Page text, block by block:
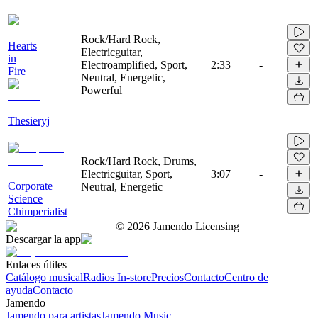
Hearts
in
Fire
Thesieryj
Rock/Hard Rock,
Electricguitar,
Electroamplified, Sport,
Neutral, Energetic,
Powerful
2:33 -
Corporate
Science
Chimperialist
Rock/Hard Rock, Drums,
Electricguitar, Sport,
Neutral, Energetic
3:07 -
© 2026 Jamendo Licensing
Descargar la app
Enlaces útiles
Catálogo musicalRadios In-storePreciosContactoCentro de
ayudaContacto
Jamendo
Jamendo para artistasJamendo Music